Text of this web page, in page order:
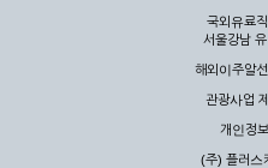
게 누설, 배포하여서는 안됩니
기관 등의 합법적인 요구가 있
③ 회사는 이용자로부터 제기
인정할 경우에는 즉시 처리하
우 그 처리를 위해 노력해야 합
제7조 (회원의 의무)
국외유료
서울강남
해외이주알
관광사업
개인정
(주) 플러스